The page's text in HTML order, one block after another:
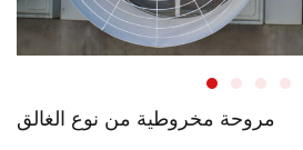
مروحة مخروطية من نوع الغالق